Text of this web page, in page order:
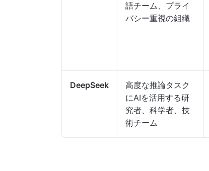
語チーム、プライ
バシー重視の組織
DeepSeek
高度な推論タスク
にAIを活用する研
究者、科学者、技
術チーム